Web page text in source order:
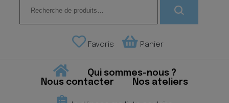
pour :
Favoris Panier
Qui sommes-nous ?
Nous contacter
Nos ateliers